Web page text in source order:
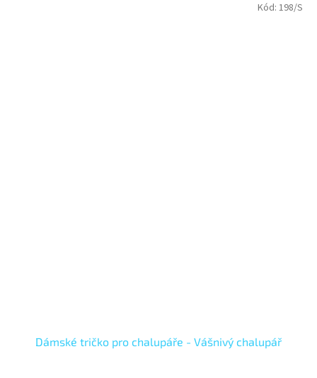
Dámské tričko pro chalupáře - Vášnivý chalupář
Kód: 198/S